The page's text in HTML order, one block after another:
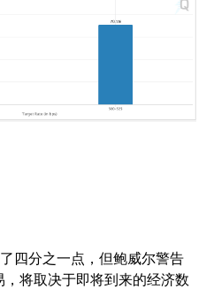
四分之一点，但鲍威尔警告
将取决于即将到来的经济数